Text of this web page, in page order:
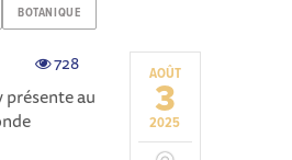
BOTANIQUE
AOÛT
3
2025
728
au